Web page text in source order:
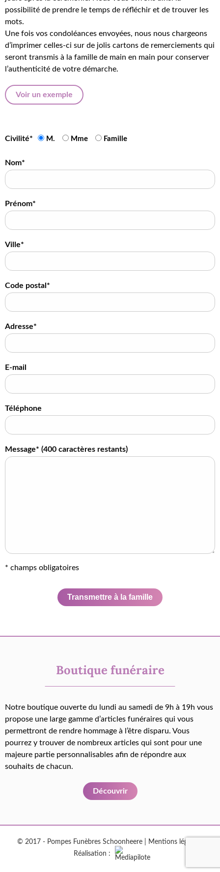
possibilité de prendre le temps de réfléchir et de trouver les
mots.
Une fois vos condoléances envoyées, nous nous chargeons
d’imprimer celles-ci sur de jolis cartons de remerciements qui
seront transmis à la famille de main en main pour conserver
l’authenticité de votre démarche.
Voir un exemple
Civilité* M. Mme Famille
Nom*
Prénom*
Ville*
Code postal*
Adresse*
E-mail
Téléphone
Message* (400 caractères restants)
* champs obligatoires
Transmettre à la famille
Boutique funéraire
Notre boutique ouverte du lundi au samedi de 9h à 19h vous
propose une large gamme d’articles funéraires qui vous
permettront de rendre hommage à l’être disparu. Vous
pourrez y trouver de nombreux articles qui sont pour une
majeure partie personnalisables afin de répondre aux
souhaits de chacun.
Découvrir
© 2017 - Pompes Funèbres Schoonheere | Mentions légales
Réalisation :